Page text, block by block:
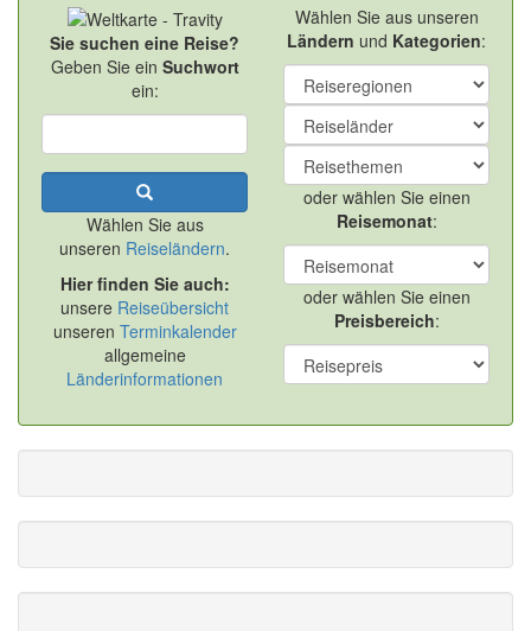
Sie suchen eine Reise?
Geben Sie ein Suchwort
ein:
Wählen Sie aus
unseren Reiseländern.
Hier finden Sie auch:
unsere Reiseübersicht
unseren Terminkalender
allgemeine
Länderinformationen
Wählen Sie aus unseren
Ländern und Kategorien:
oder wählen Sie einen
Reisemonat:
oder wählen Sie einen
Preisbereich: